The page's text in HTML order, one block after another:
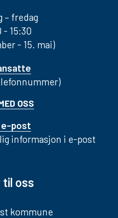
– fredag
- 15:30
- 15. mai)
OSS
e-post
informasjon i e-post
til oss
kommune